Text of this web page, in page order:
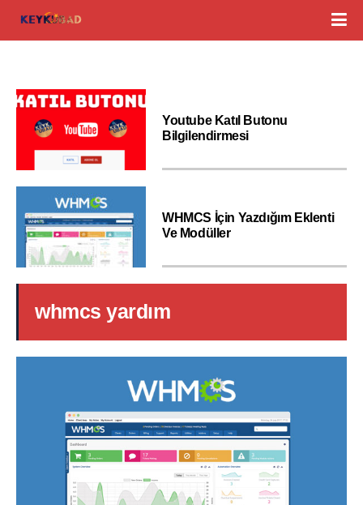
Youtube Katıl Butonu
Bilgilendirmesi
WHMCS İçin Yazdığım Eklenti
Ve Modüller
whmcs yardım